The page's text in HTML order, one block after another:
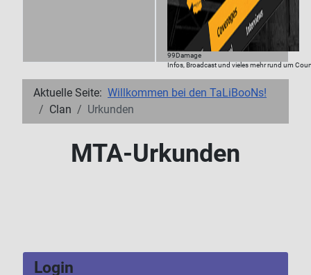
99Damage
Infos, Broadcast und vieles mehr rund um
Aktuelle Seite: Willkommen bei den TaLiBooNs!
Clan
Urkunden
MTA-Urkunden
Login